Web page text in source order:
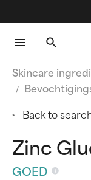
Skincare
Back to
Zinc
GOED